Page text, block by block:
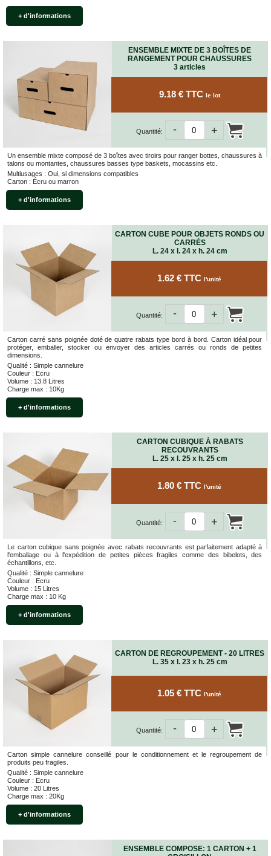
+ d'informations
ENSEMBLE MIXTE DE 3 BOÎTES DE
RANGEMENT POUR CHAUSSURES
3 articles
Un ensemble mixte composé de 3 boîtes avec tiroirs pour ranger bottes, chaussures à
talons ou montantes, chaussures basses type baskets, mocassins etc.
Multiusages : Oui, si dimensions compatibles
Carton : Écru ou marron
+ d'informations
9.18 € TTC le lot
Quantité: +
-
CARTON CUBE POUR OBJETS RONDS OU
CARRÉS
L. 24 x l. 24 x h. 24 cm
Carton carré sans poignée doté de quatre rabats type bord à bord. Carton idéal pour
protéger, emballer, stocker ou envoyer des articles carrés ou ronds de petites
dimensions.
Qualité : Simple cannelure
Couleur : Ecru
Volume : 13.8 Litres
Charge max : 10Kg
+ d'informations
1.62 € TTC l'unité
Quantité: +
-
CARTON CUBIQUE À RABATS
RECOUVRANTS
L. 25 x l. 25 x h. 25 cm
Le carton cubique sans poignée avec rabats recouvrants est parfaitement adapté à
l'emballage ou à l'expédition de petites pièces fragiles comme des bibelots, des
échantillons, etc.
Qualité : Simple cannelure
Couleur : Ecru
Volume : 15 Litres
Charge max : 10 Kg
+ d'informations
1.80 € TTC l'unité
Quantité: +
-
CARTON DE REGROUPEMENT - 20 LITRES
L. 35 x l. 23 x h. 25 cm
Carton simple cannelure conseillé pour le conditionnement et le regroupement de
produits peu fragiles.
Qualité : Simple cannelure
Couleur : Ecru
Volume : 20 Litres
Charge max : 20Kg
+ d'informations
1.05 € TTC l'unité
Quantité: +
-
ENSEMBLE COMPOSE: 1 CARTON + 1